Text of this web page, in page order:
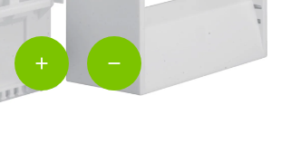
add remove